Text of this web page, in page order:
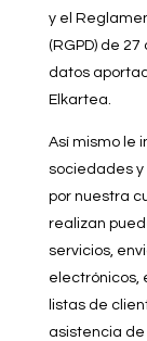
y el
(RGPD) de
datos
Elkartea.
Así mismo le
sociedades
por nuestra
realizan
servicios,
electrónicos,
listas de
asistencia